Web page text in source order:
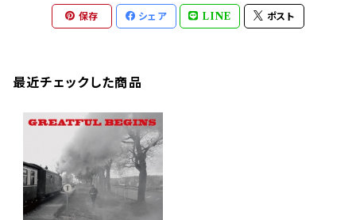
保存 シェア LINE ポスト
最近チェックした商品